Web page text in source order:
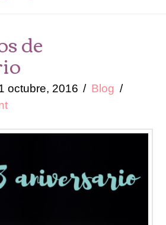
de
octubre, 2016
Blog